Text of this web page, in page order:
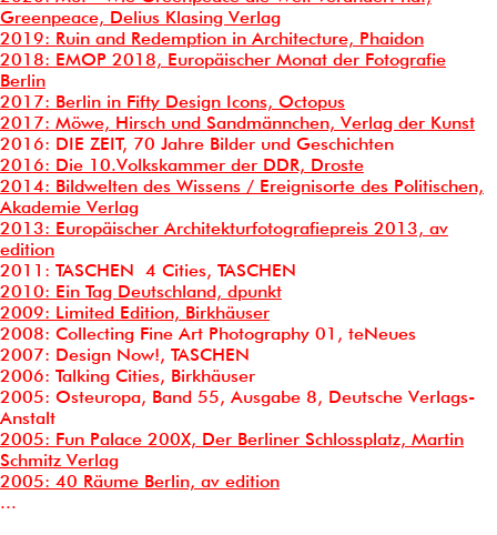
Greenpeace, Delius Klasing Verlag
2019: Ruin and Redemption in Architecture, Phaidon
2018: EMOP 2018, Europäischer Monat der Fotografie
Berlin
2017: Berlin in Fifty Design Icons, Octopus
2017: Möwe, Hirsch und Sandmännchen, Verlag der Kunst
2016: DIE ZEIT, 70 Jahre Bilder und Geschichten
2016: Die 10.Volkskammer der DDR, Droste
2014: Bildwelten des Wissens / Ereignisorte des Politischen,
Akademie Verlag
2013: Europäischer Architekturfotografiepreis 2013, av
edition
2011: TASCHEN 4 Cities, TASCHEN
2010: Ein Tag Deutschland, dpunkt
2009: Limited Edition, Birkhäuser
2008: Collecting Fine Art Photography 01, teNeues
2007: Design Now!, TASCHEN
2006: Talking Cities, Birkhäuser
2005: Osteuropa, Band 55, Ausgabe 8, Deutsche Verlags-
Anstalt
2005: Fun Palace 200X, Der Berliner Schlossplatz, Martin
Schmitz Verlag
2005: 40 Räume Berlin, av edition
...